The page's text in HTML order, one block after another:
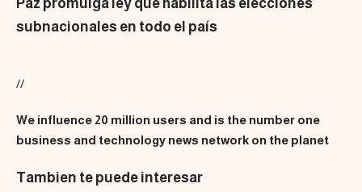
Paz promulga ley que habilita las elecciones
subnacionales en todo el país
//
We influence 20 million users and is the number one
business and technology news network on the planet
Tambien te puede interesar